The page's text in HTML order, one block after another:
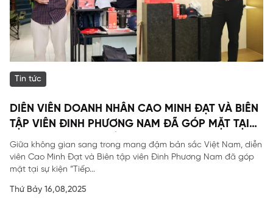
Tin tức
DIỄN VIÊN DOANH NHÂN CAO MINH ĐẠT VÀ BIÊN
TẬP VIÊN ĐINH PHƯƠNG NAM ĐÃ GÓP MẶT TẠI
SỰ KIỆN ĐẶC BIỆT CỦA ARISTINO.
Giữa không gian sang trong mang đậm bản sắc Việt Nam, diễn
viên Cao Minh Đạt và Biên tập viên Đinh Phương Nam đã góp
mặt tại sự kiện “Tiếp...
Thứ Bảy 16,08,2025